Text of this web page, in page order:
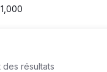
résultats